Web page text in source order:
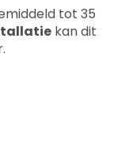
tot 35
kan dit